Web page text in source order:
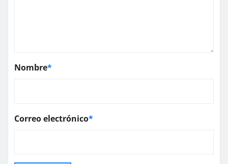
Nombre*
Correo electrónico*